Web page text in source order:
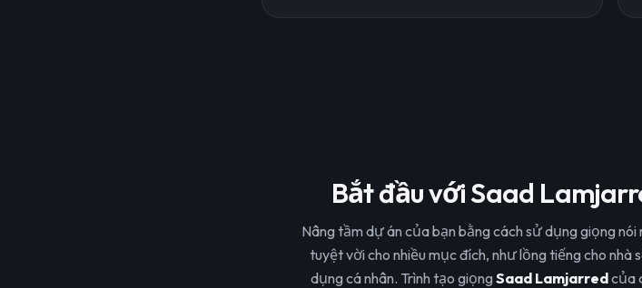
Bắt đầu với Saad
Nâng tầm dự án của bạn bằng cách sử dụng giọng nói
tuyệt vời cho nhiều mục đích, như lồng tiếng cho nhà
dụng cá nhân. Trình tạo giọng Saad Lamjarredcủa